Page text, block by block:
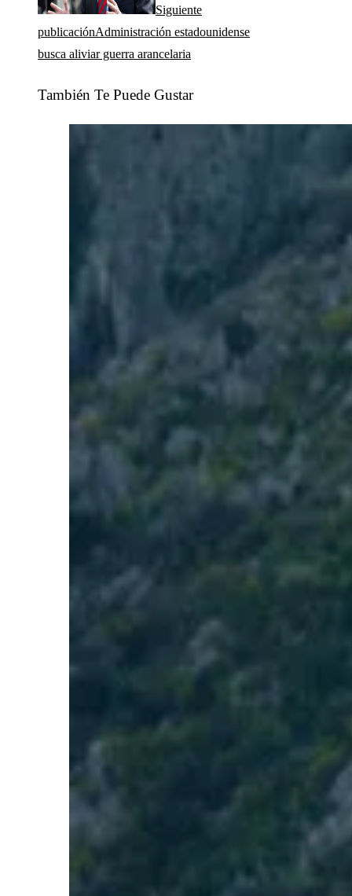
Siguiente
publicaciónAdministración estadounidense
busca aliviar guerra arancelaria
También Te Puede Gustar